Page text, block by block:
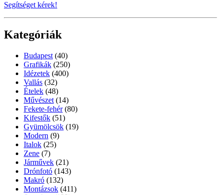
Segítséget kérek!
Kategóriák
Budapest (40)
Grafikák (250)
Idézetek (400)
Vallás (32)
Ételek (48)
Művészet (14)
Fekete-fehér (80)
Kifestők (51)
Gyümölcsök (19)
Modern (9)
Italok (25)
Zene (7)
Járművek (21)
Drónfotó (143)
Makró (132)
Montázsok (411)